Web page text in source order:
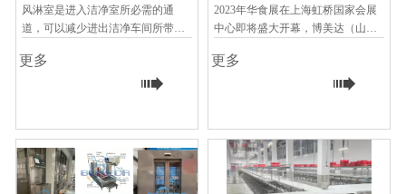
淋室
风淋室是进入洁净室所必需的通
道，可以减少进出洁净车间所带来
更多

待发，你想了解什么？
2023年华食展在上海虹桥国家会展
中心即将盛大开幕，博美达（山
推出：高压静电解冻技术和食材清
洗技术。博美达（山东）智能装备
企业沟通，将更加适合中国的先进
技术和设备引进到中国
更多
